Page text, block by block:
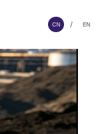
CN / EN